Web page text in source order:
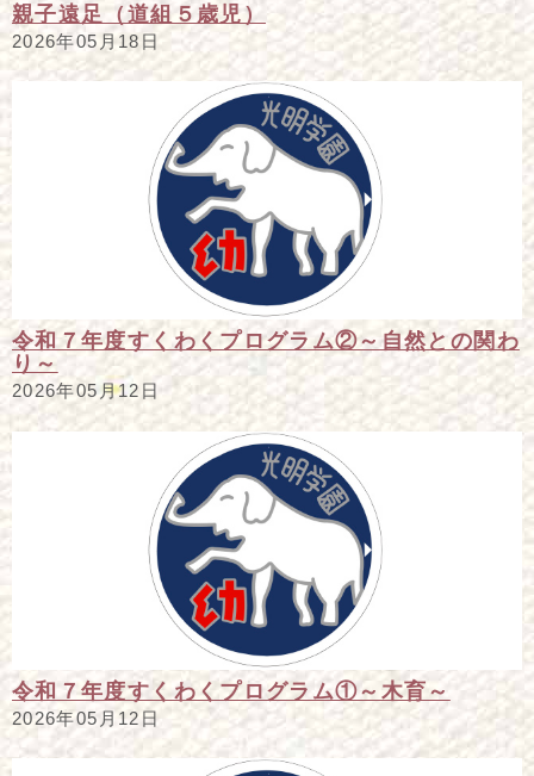
親子遠足（道組５歳児）
2026年05月18日
令和７年度すくわくプログラム②～自然との関わ
り～
2026年05月12日
令和７年度すくわくプログラム①～木育～
2026年05月12日